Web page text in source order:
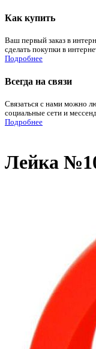
Как купить
Ваш первый заказ в
сделать покупки в
Подробнее
Всегда на связи
Связаться с нами можно
социальные сети и
Подробнее
Лейка